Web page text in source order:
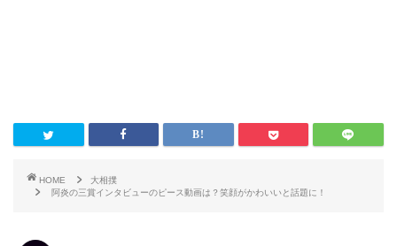
HOME
大相撲
阿炎の三賞インタビューのピース動画は？笑顔がかわいいと話題に！